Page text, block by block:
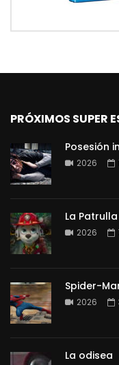
PRÓXIMOS SUPER
Posesión
2026
La
2026
Spider-
2026
La odisea